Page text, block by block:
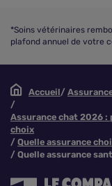
*Soins vétérinaires
plafond annuel de votre
Accueil
Assurance chat 2026 :
choix
Quelle assurance
Quelle assurance